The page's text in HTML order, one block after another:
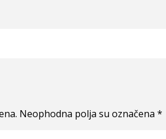
Neophodna polja su označena *